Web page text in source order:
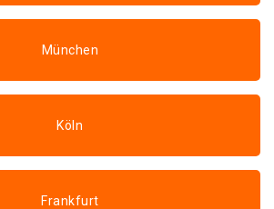
München
Köln
Frankfurt